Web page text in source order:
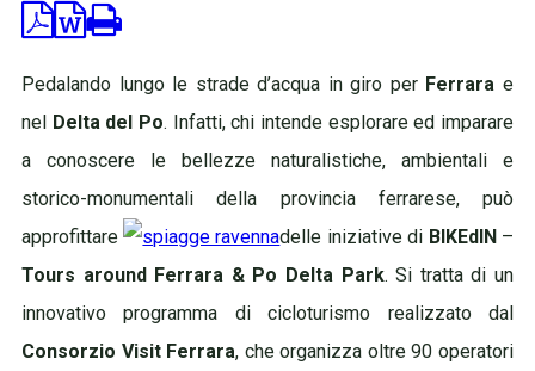
Pedalando lungo le strade d’acqua in giro per Ferrara e
nel Delta del Po. Infatti, chi intende esplorare ed imparare
a conoscere le bellezze naturalistiche, ambientali e
storico-monumentali della provincia ferrarese, può
approfittare
delle iniziative di BIKEdIN–
Tours around Ferrara & Po Delta Park. Si tratta di un
innovativo programma di cicloturismo realizzato dal
Consorzio Visit Ferrara, che organizza oltre 90 operatori